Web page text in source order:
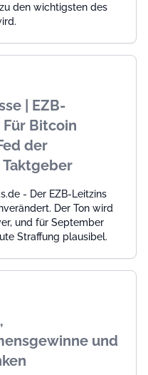
den wichtigsten des
| EZB-
Bitcoin
der
- Der EZB-Leitzins
Der Ton wird
und für September
Straffung plausibel.
und